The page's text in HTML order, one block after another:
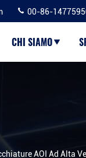
00-86-
CHI SIAMO
AOI Ad Alta